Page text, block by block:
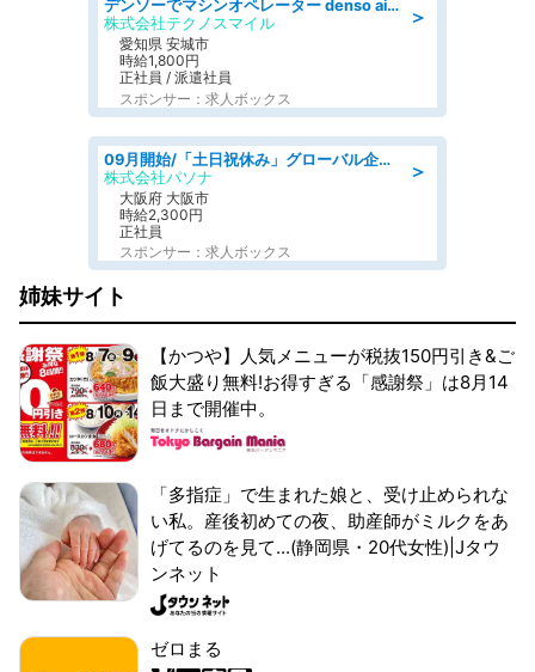
＞
デンソーでマシンオペレーター denso aichi
株式会社テクノスマイル
愛知県 安城市
時給1,800円
正社員 / 派遣社員
スポンサー：求人ボックス
＞
09月開始/「土日祝休み」グローバル企業での産業保健のお仕事/保健師/高時給/残業なし/服装自由
株式会社パソナ
大阪府 大阪市
時給2,300円
正社員
スポンサー：求人ボックス
姉妹サイト
【かつや】人気メニューが税抜150円引き&ご
飯大盛り無料!お得すぎる「感謝祭」は8月14
日まで開催中。
「多指症」で生まれた娘と、受け止められな
い私。産後初めての夜、助産師がミルクをあ
げてるのを見て...(静岡県・20代女性)|Jタウ
ンネット
ゼロまる